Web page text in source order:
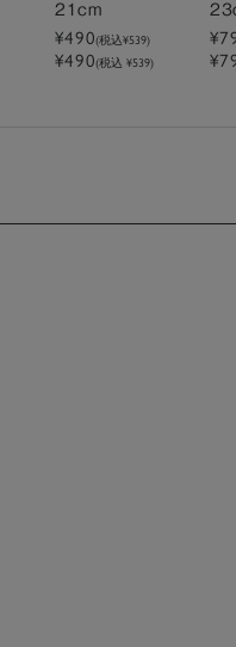
21cm
¥490(税込¥539)
¥490(税込 ¥539)